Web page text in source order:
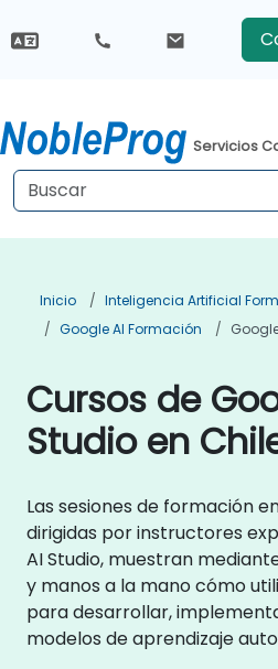
Servicios
Inicio
Inteligencia Artificial
Google AI Formación
Cursos de
Studio en
Las sesiones de formación
dirigidas por instructores
AI Studio, muestran
y manos a la mano cómo
para desarrollar,
modelos de aprendizaje